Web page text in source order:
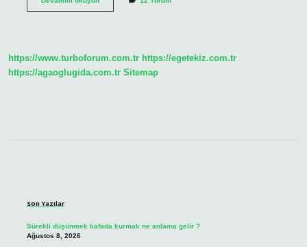
https://www.turboforum.com.tr https://egetekiz.com.tr
https://agaoglugida.com.tr Sitemap
Son Yazılar
Sürekli düşünmek kafada kurmak ne anlama gelir ?
Ağustos 8, 2026